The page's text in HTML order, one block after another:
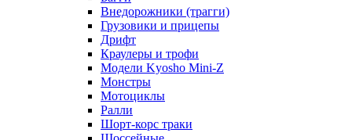
Внедорожники (трагги)
Грузовики и прицепы
Дрифт
Краулеры и трофи
Модели Kyosho Mini-Z
Монстры
Мотоциклы
Ралли
Шорт-корс траки